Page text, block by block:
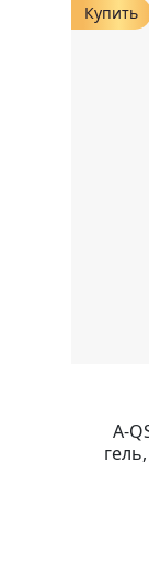
Купить
A-